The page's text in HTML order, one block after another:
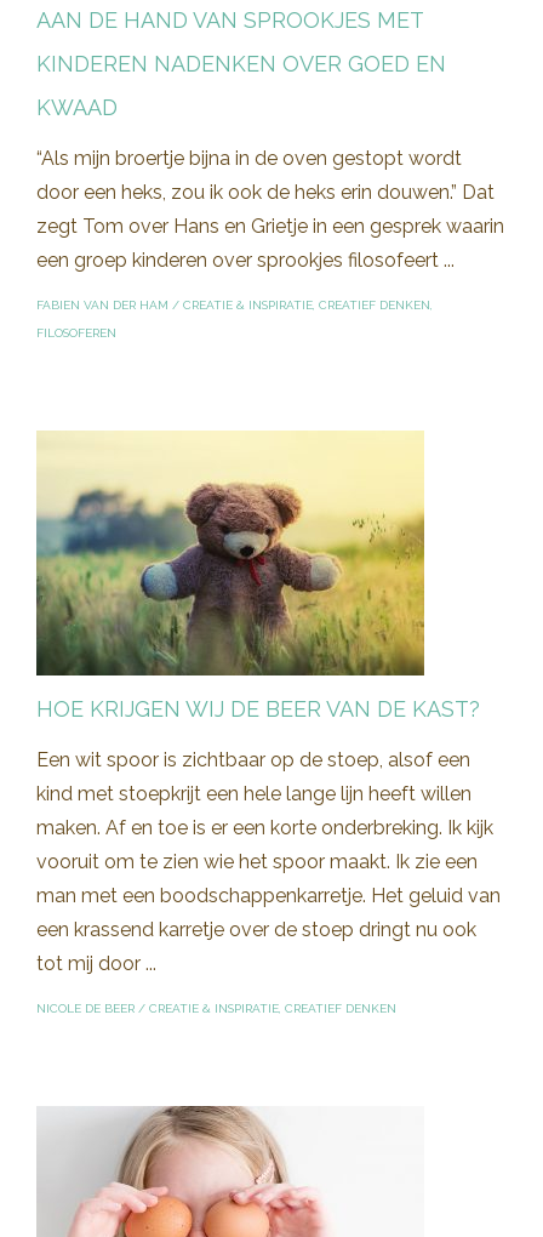
AAN DE HAND VAN SPROOKJES MET
KINDEREN NADENKEN OVER GOED EN
KWAAD
“Als mijn broertje bijna in de oven gestopt wordt
door een heks, zou ik ook de heks erin douwen.” Dat
zegt Tom over Hans en Grietje in een gesprek waarin
een groep kinderen over sprookjes filosofeert ...
FABIEN VAN DER HAM / CREATIE & INSPIRATIE CREATIEF DENKEN
FILOSOFEREN
HOE KRIJGEN WIJ DE BEER VAN DE KAST?
Een wit spoor is zichtbaar op de stoep, alsof een
kind met stoepkrijt een hele lange lijn heeft willen
maken. Af en toe is er een korte onderbreking. Ik kijk
vooruit om te zien wie het spoor maakt. Ik zie een
man met een boodschappenkarretje. Het geluid van
een krassend karretje over de stoep dringt nu ook
tot mij door ...
NICOLE DE BEER / CREATIE & INSPIRATIE CREATIEF DENKEN